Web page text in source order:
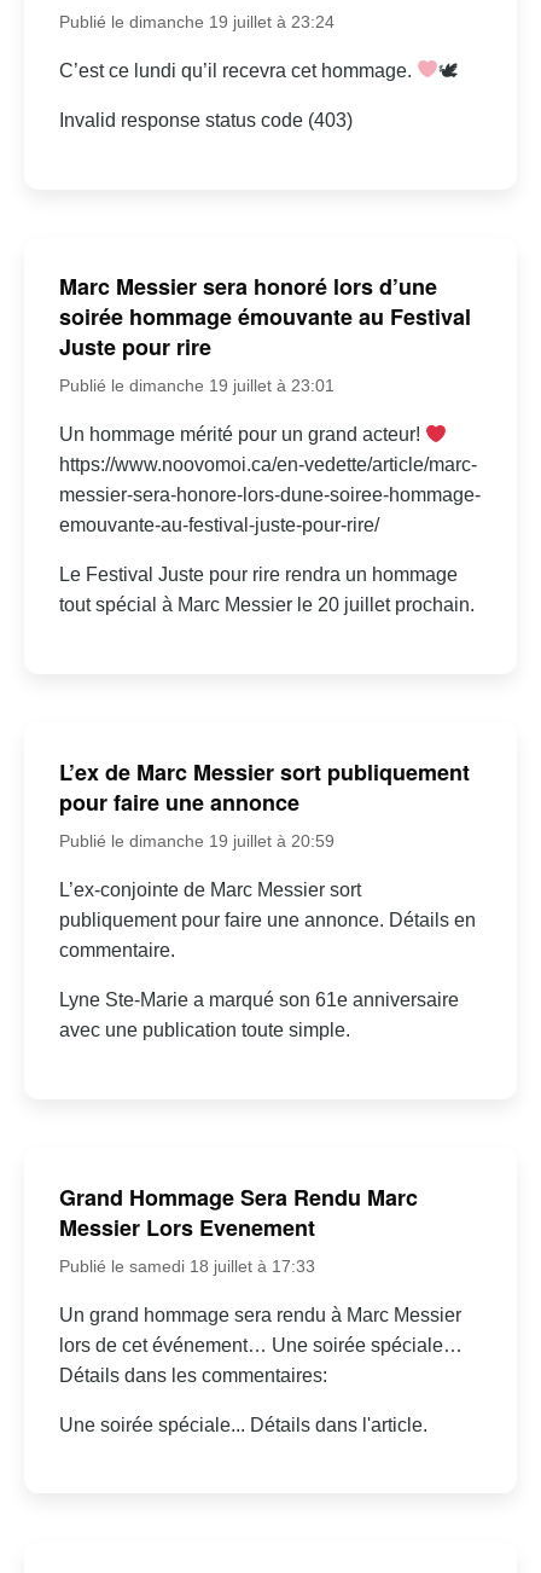
Publié le dimanche 19 juillet à 23:24
C’est ce lundi qu’il recevra cet hommage. 🕊
Invalid response status code (403)
Marc Messier sera honoré lors d’une
soirée hommage émouvante au Festival
Juste pour rire
Publié le dimanche 19 juillet à 23:01
Un hommage mérité pour un grand acteur!
https://www.noovomoi.ca/en-vedette/article/marc-
messier-sera-honore-lors-dune-soiree-hommage-
emouvante-au-festival-juste-pour-rire/
Le Festival Juste pour rire rendra un hommage
tout spécial à Marc Messier le 20 juillet prochain.
L’ex de Marc Messier sort publiquement
pour faire une annonce
Publié le dimanche 19 juillet à 20:59
L’ex-conjointe de Marc Messier sort
publiquement pour faire une annonce. Détails en
commentaire.
Lyne Ste-Marie a marqué son 61e anniversaire
avec une publication toute simple.
Grand Hommage Sera Rendu Marc
Messier Lors Evenement
Publié le samedi 18 juillet à 17:33
Un grand hommage sera rendu à Marc Messier
lors de cet événement… Une soirée spéciale…
Détails dans les commentaires:
Une soirée spéciale... Détails dans l'article.